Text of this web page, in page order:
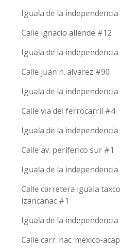
Iguala de la independencia
Calle ignacio allende #12
Iguala de la independencia
Calle juan n. alvarez #90
Iguala de la independencia
Calle via del ferrocarril #4
Iguala de la independencia
Calle av. periferico sur #1
Iguala de la independencia
Calle carretera iguala
izancanac #1
Iguala de la independencia
Calle carr. nac. mexico-